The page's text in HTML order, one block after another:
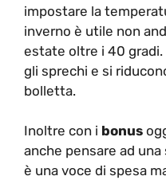
impostare la
inverno è utile non
estate oltre i 40
gli sprechi e si
bolletta.
Inoltre con i bonus
anche pensare ad
è una voce di spesa